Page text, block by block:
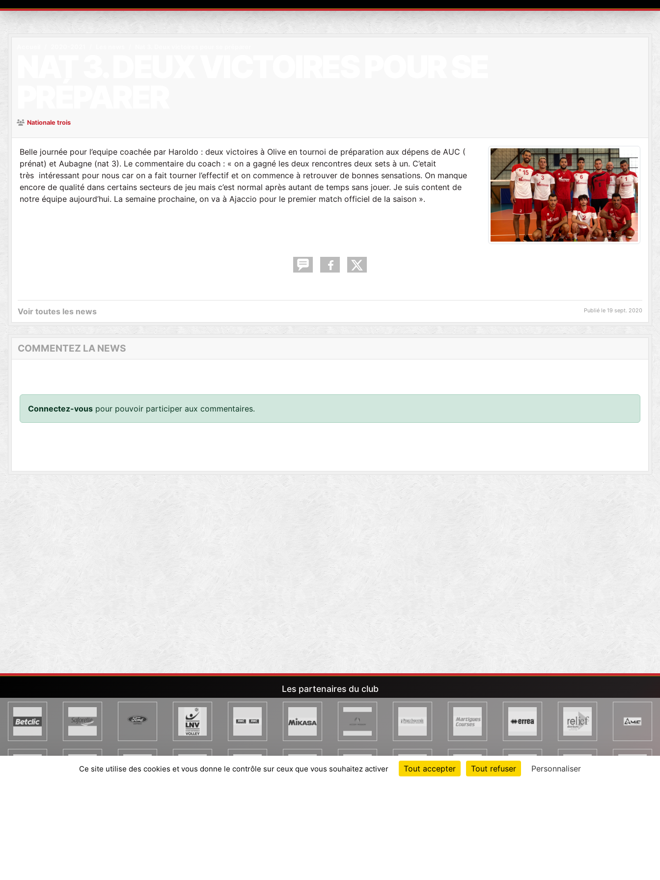
Nationale trois
Belle journée pour l’equipe coachée par Haroldo : deux victoires à Olive en tournoi de préparation aux dépens de AUC (
prénat) et Aubagne (nat 3). Le commentaire du coach : « on a gagné les deux rencontres deux sets à un. C’etait
très intéressant pour nous car on a fait tourner l’effectif et on commence à retrouver de bonnes sensations. On manque
encore de qualité dans certains secteurs de jeu mais c’est normal après autant de temps sans jouer. Je suis content de
notre équipe aujourd’hui. La semaine prochaine, on va à Ajaccio pour le premier match officiel de la saison ».
Voir toutes les news Publié le 19 sept. 2020
COMMENTEZ LA NEWS
Connectez-vous pour pouvoir participer aux commentaires.
Les partenaires du club
Ce site utilise des cookies et vous donne le contrôle sur ceux que vous souhaitez activer Tout accepter Tout refuser Personnaliser